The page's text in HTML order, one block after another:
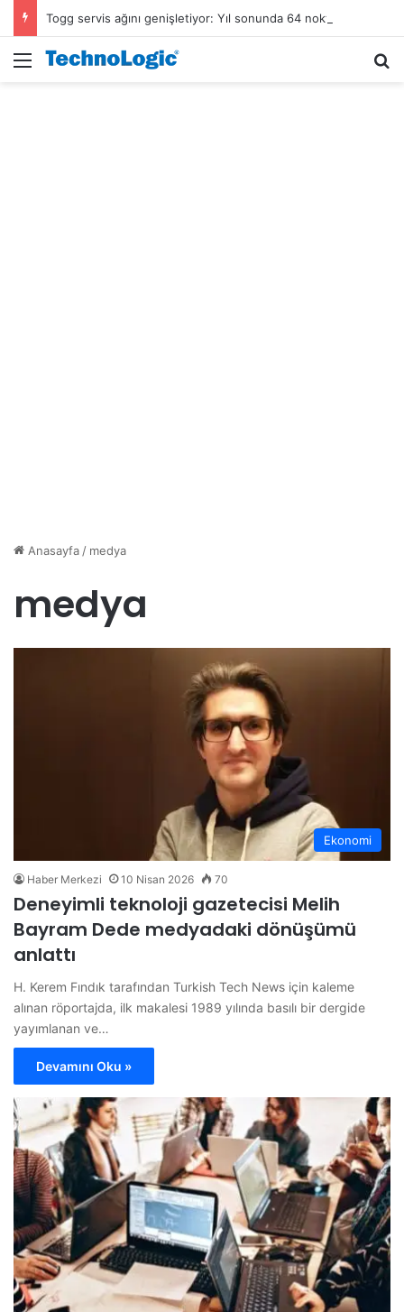
Menü
Anasayfa/ medya
medya
Ekonomi
Haber Merkezi 10 Nisan 2026 70
Deneyimli teknoloji gazetecisi Melih
Bayram Dede medyadaki dönüşümü
anlattı
H. Kerem Fındık tarafından Turkish Tech News için kaleme
alınan röportajda, ilk makalesi 1989 yılında basılı bir dergide
yayımlanan ve…
Devamını Oku »